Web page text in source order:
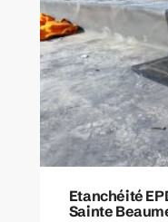
Etanchéité
Sainte